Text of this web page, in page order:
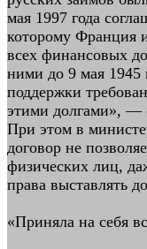
мая 1997 года
которому Франция
всех финансовых
ними до 9 мая 1945
поддержки
этими долгами», —
При этом в
договор не
физических лиц,
права выставлять
«Приняла на себя